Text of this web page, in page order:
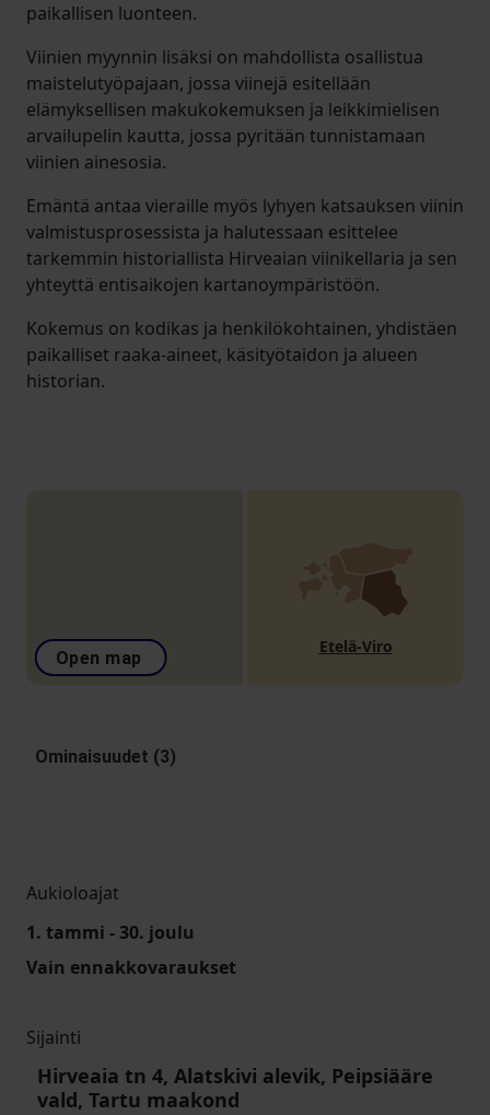
paikallisen luonteen.
Viinien myynnin lisäksi on mahdollista osallistua
maistelutyöpajaan, jossa viinejä esitellään
elämyksellisen makukokemuksen ja leikkimielisen
arvailupelin kautta, jossa pyritään tunnistamaan
viinien ainesosia.
Emäntä antaa vieraille myös lyhyen katsauksen viinin
valmistusprosessista ja halutessaan esittelee
tarkemmin historiallista Hirveaian viinikellaria ja sen
yhteyttä entisaikojen kartanoympäristöön.
Kokemus on kodikas ja henkilökohtainen, yhdistäen
paikalliset raaka-aineet, käsityötaidon ja alueen
historian.
Open map
Etelä-Viro
Ominaisuudet (3)
Aukioloajat
1. tammi - 30. joulu
Vain ennakkovaraukset
Sijainti
Hirveaia tn 4, Alatskivi alevik, Peipsiääre
vald, Tartu maakond